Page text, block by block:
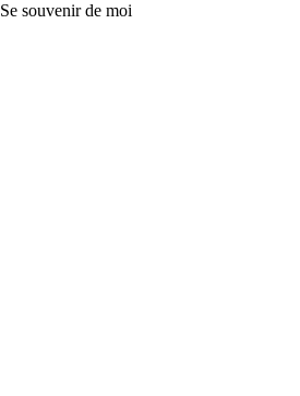
Se souvenir de moi